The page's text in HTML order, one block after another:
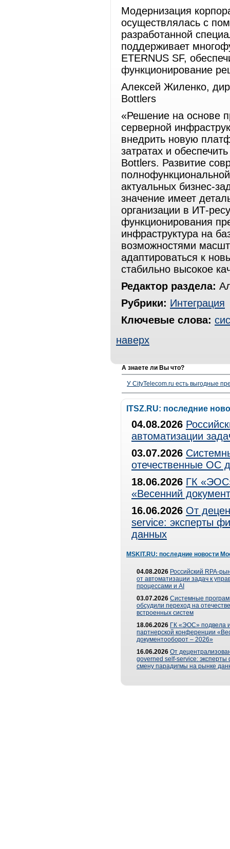
Модернизация
осуществлялась с
разработанной
поддерживает
ETERNUS SF,
функционирование
Алексей Жиленко,
Bottlers
«Решение на основе
серверной
внедрить новую
затратах и
Bottlers. Развитие
актуальных бизнес-
значение имеет
организации в ИТ-
функционирования
инфраструктура на
возможностями
адаптироваться к
стабильно высокое
Редактор раздела:
Рубрики: Интеграция
Ключевые слова:
наверх
А знаете ли Вы что?
У CityTelecom.ru есть выгодные
ITSZ.RU: последние
04.08.2026
автоматизации
03.07.2026
отечественные ОС
18.06.2026 ГК
«Весенний
16.06.2026 От
service: эксперты
данных
MSKIT.RU: последние новости
04.08.2026 Российский RPA-
от автоматизации задач к
процессами и AI
03.07.2026 Системные
обсудили переход на
встроенных систем
18.06.2026 ГК «ЭОС» подвела
партнерской конференции
документооборот – 2026»
16.06.2026 От
governed self-service: эксперты
смену парадигмы на рынке